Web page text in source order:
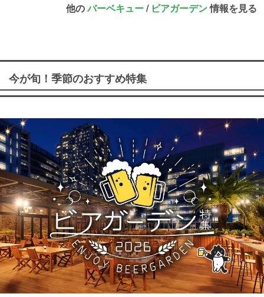
他のバーベキュー/ ビアガーデン情報を見る
今が旬！季節のおすすめ特集